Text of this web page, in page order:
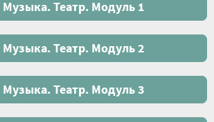
Театр. Модуль 1
Театр. Модуль 2
Театр. Модуль 3